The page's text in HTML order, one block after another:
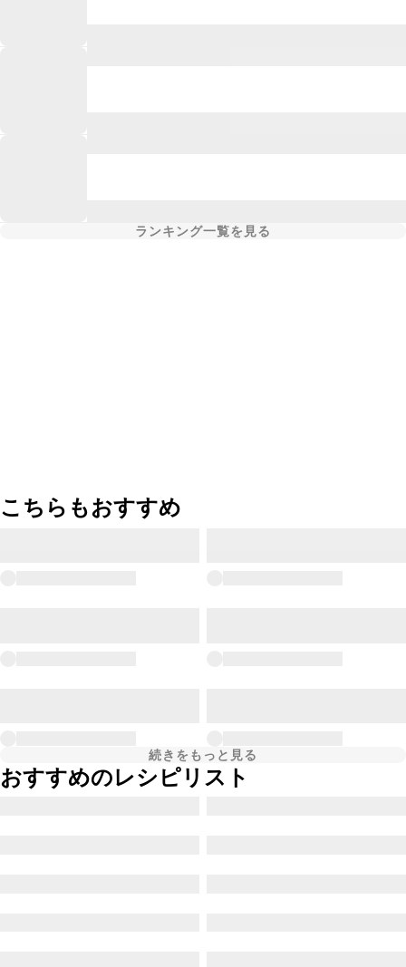
ランキング一覧を見る
こちらもおすすめ
続きをもっと見る
おすすめのレシピリスト